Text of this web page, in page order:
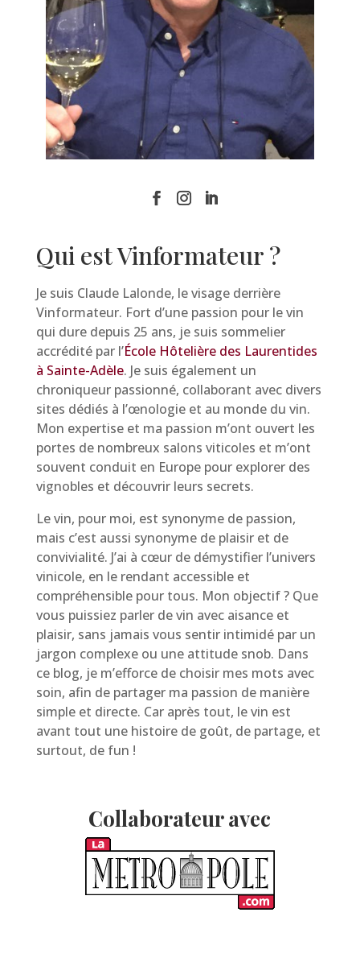
Qui est Vinformateur ?
Je suis Claude Lalonde, le visage derrière
Vinformateur. Fort d’une passion pour le vin
qui dure depuis 25 ans, je suis sommelier
accrédité par l’École Hôtelière des Laurentides
à Sainte-Adèle. Je suis également un
chroniqueur passionné, collaborant avec divers
sites dédiés à l’œnologie et au monde du vin.
Mon expertise et ma passion m’ont ouvert les
portes de nombreux salons viticoles et m’ont
souvent conduit en Europe pour explorer des
vignobles et découvrir leurs secrets.
Le vin, pour moi, est synonyme de passion,
mais c’est aussi synonyme de plaisir et de
convivialité. J’ai à cœur de démystifier l’univers
vinicole, en le rendant accessible et
compréhensible pour tous. Mon objectif ? Que
vous puissiez parler de vin avec aisance et
plaisir, sans jamais vous sentir intimidé par un
jargon complexe ou une attitude snob. Dans
ce blog, je m’efforce de choisir mes mots avec
soin, afin de partager ma passion de manière
simple et directe. Car après tout, le vin est
avant tout une histoire de goût, de partage, et
surtout, de fun !
Collaborateur avec